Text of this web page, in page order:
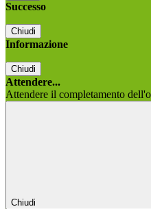
Successo
Chiudi
Informazione
Chiudi
Attendere...
Attendere il completamento
Chiudi